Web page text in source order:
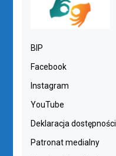
BIP
Facebook
Instagram
YouTube
Deklaracja dostępności
Patronat medialny